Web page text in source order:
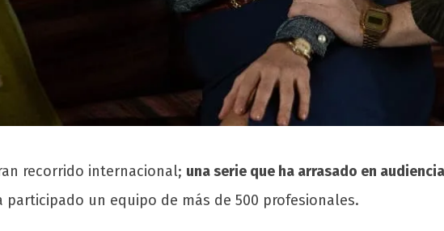
recorrido internacional; una serie que ha arrasado en
participado un equipo de más de 500 profesionales.